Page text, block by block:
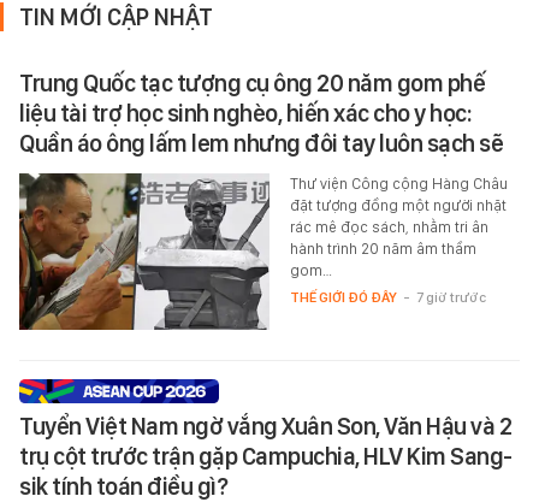
TIN MỚI CẬP NHẬT
Trung Quốc tạc tượng cụ ông 20 năm gom phế
liệu tài trợ học sinh nghèo, hiến xác cho y học:
Quần áo ông lấm lem nhưng đôi tay luôn sạch sẽ
Thư viện Công cộng Hàng Châu
đặt tượng đồng một người nhặt
rác mê đọc sách, nhằm tri ân
hành trình 20 năm âm thầm
gom…
THẾ GIỚI ĐÓ ĐÂY - 7 giờ trước
Tuyển Việt Nam ngờ vắng Xuân Son, Văn Hậu và 2
trụ cột trước trận gặp Campuchia, HLV Kim Sang-
sik tính toán điều gì?